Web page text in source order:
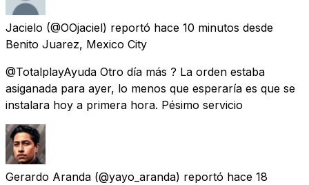
Jacielo (@OOjaciel) reportó hace 10 minutos desde
Benito Juarez, Mexico City
@TotalplayAyuda Otro día más ? La orden estaba
asiganada para ayer, lo menos que esperaría es que se
instalara hoy a primera hora. Pésimo servicio
Gerardo Aranda (@yayo_aranda) reportó hace 18